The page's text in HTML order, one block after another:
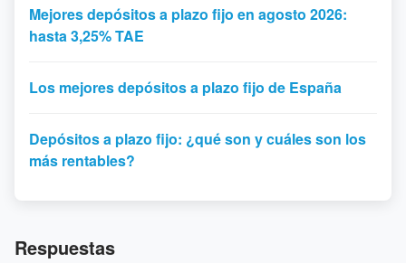
Mejores depósitos a plazo fijo en agosto 2026:
hasta 3,25% TAE
Los mejores depósitos a plazo fijo de España
Depósitos a plazo fijo: ¿qué son y cuáles son los
más rentables?
Respuestas